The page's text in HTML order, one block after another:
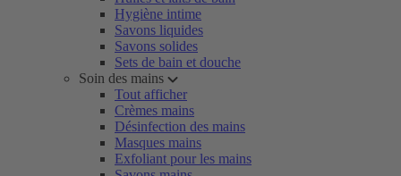
Hygiène intime
Savons liquides
Savons solides
Sets de bain et douche
Soin des mains
Tout afficher
Crèmes mains
Désinfection des mains
Masques mains
Exfoliant pour les mains